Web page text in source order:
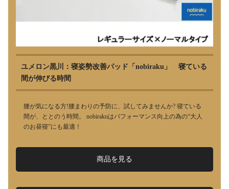
ユメロン黒川：寝姿勢改善パッド「nobiraku」 寝ている
間が伸びる時間
腰が気になる方!腰まわりの予防に、試してみませんか? 寝ている
間が、ととのう時間。 nobirakuはパフォーマンス向上の為の“大人
のお昼寝”にも最適！
商品を見る